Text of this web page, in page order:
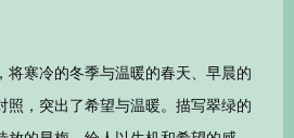
将寒冷的冬季与温暖的春天、早晨的
照，突出了希望与温暖。描写翠绿的